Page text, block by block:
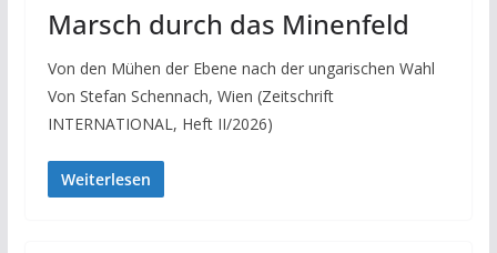
Marsch durch das Minenfeld
Von den Mühen der Ebene nach der ungarischen Wahl
Von Stefan Schennach, Wien (Zeitschrift
INTERNATIONAL, Heft II/2026)
Weiterlesen